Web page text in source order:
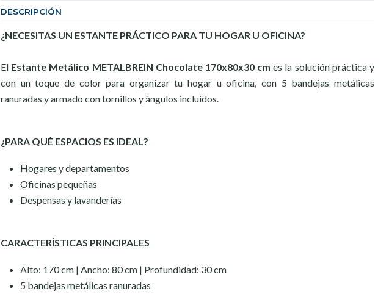
DESCRIPCIÓN
¿NECESITAS UN ESTANTE PRÁCTICO PARA TU HOGAR U OFICINA?
El Estante Metálico METALBREIN Chocolate 170x80x30 cm es la solución práctica y
con un toque de color para organizar tu hogar u oficina, con 5 bandejas metálicas
ranuradas y armado con tornillos y ángulos incluidos.
¿PARA QUÉ ESPACIOS ES IDEAL?
Hogares y departamentos
Oficinas pequeñas
Despensas y lavanderías
CARACTERÍSTICAS PRINCIPALES
Alto: 170 cm | Ancho: 80 cm | Profundidad: 30 cm
5 bandejas metálicas ranuradas